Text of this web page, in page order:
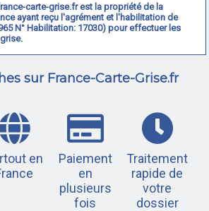
carte-grise.fr est la propriété de la
ayant reçu l'agrément et l'habilitation de
N° Habilitation: 17030) pour effectuer les
sur France-Carte-Grise.fr
en
Paiement
en
plusieurs
fois
Traitement
rapide de
votre
dossier